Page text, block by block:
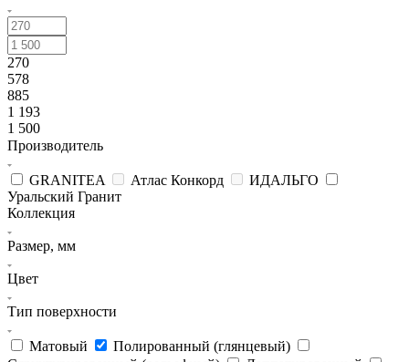
270
578
885
1 193
1 500
Производитель
GRANITEA Атлас Конкорд
ИДАЛЬГО
Уральский Гранит
Коллекция
Размер, мм
Цвет
Тип поверхности
Матовый
Полированный (глянцевый)